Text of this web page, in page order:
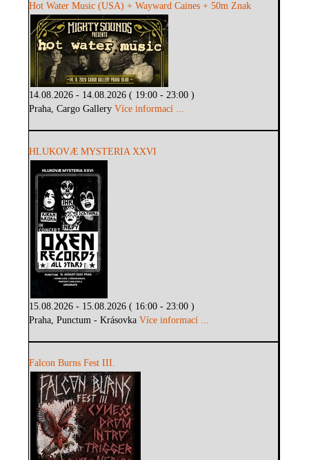
Hot Water Music (USA) + Wayward Caines + 50m Znak
14.08.2026 - 14.08.2026 ( 19:00 - 23:00 )
Praha, Cargo GalleryVíce informací ...
HLUKOVÆ MYSTERIA XXVI
15.08.2026 - 15.08.2026 ( 16:00 - 23:00 )
Praha, Punctum - KrásovkaVíce informací ...
Falcon Burns Fest III.